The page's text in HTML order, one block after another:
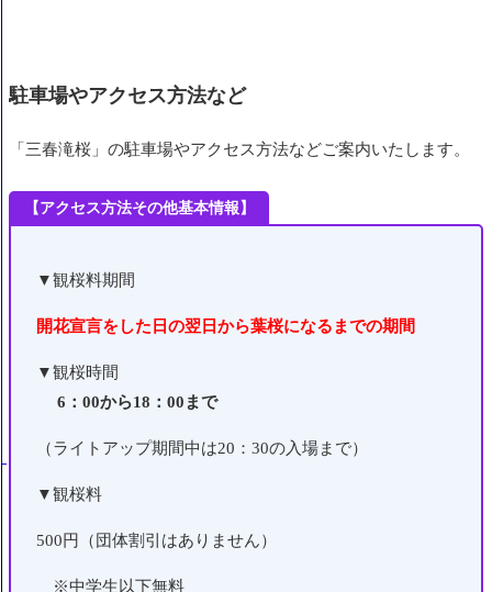
駐車場やアクセス方法など
「三春滝桜」の駐車場やアクセス方法などご案内いたします。
【 アクセス方法その他基本情報 】
▼観桜料期間
開花宣言をした日の翌日から葉桜になるまでの期間
▼観桜時間
6：00から18：00まで
（ライトアップ期間中は20：30の入場まで）
▼観桜料
500円（団体割引はありません）
※中学生以下無料